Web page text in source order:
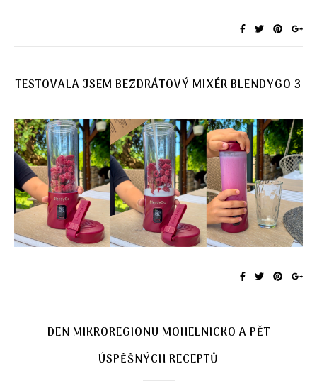
TESTOVALA JSEM BEZDRÁTOVÝ MIXÉR BLENDYGO 3
DEN MIKROREGIONU MOHELNICKO A PĚT
ÚSPĚŠNÝCH RECEPTŮ